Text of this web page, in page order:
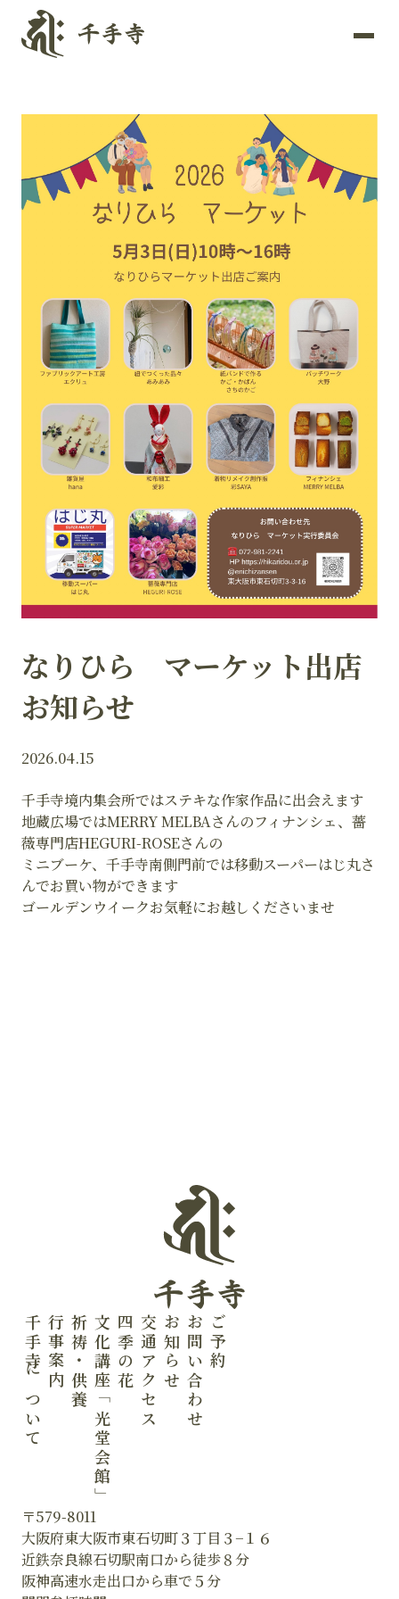
なりひら マーケット出店
お知らせ
2026.04.15
千手寺境内集会所ではステキな作家作品に出会えます
地蔵広場ではMERRY MELBAさんのフィナンシェ、薔
薇専門店HEGURI-ROSEさんの
ミニブーケ、千手寺南側門前では移動スーパーはじ丸さ
んでお買い物ができます
ゴールデンウイークお気軽にお越しくださいませ
千手寺について行事案内祈祷・供養文化講座「光堂会館」四季の花交通アクセスお知らせお問い合わせご予約
〒579-8011
大阪府東大阪市東石切町３丁目３−１６
近鉄奈良線石切駅南口から徒歩８分
阪神高速水走出口から車で５分